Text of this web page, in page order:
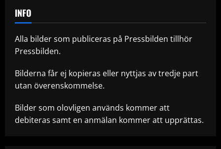
INFO
Alla bilder som publiceras på Pressbilden tillhör
Pressbilden.
Bilderna får ej kopieras eller nyttjas av tredje part
utan överenskommelse.
Bilder som olovligen används kommer att
debiteras samt en anmälan kommer att upprättas.